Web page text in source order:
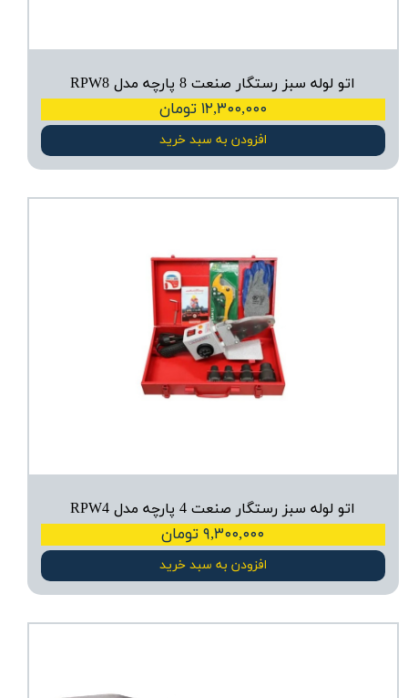
اتو لوله سبز رستگار صنعت 8 پارچه مدل RPW8
۱۲,۳۰۰,۰۰۰ تومان
افزودن به سبد خرید
اتو لوله سبز رستگار صنعت 4 پارچه مدل RPW4
۹,۳۰۰,۰۰۰ تومان
افزودن به سبد خرید